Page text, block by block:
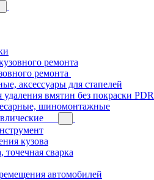
ремонта
аксессуары для стапелей
вмятин без покраски PDR
шиномонтажные
кузова
точечная сварка
автомобилей